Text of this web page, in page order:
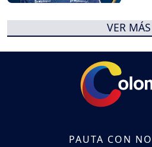
VER
PAUTA CON